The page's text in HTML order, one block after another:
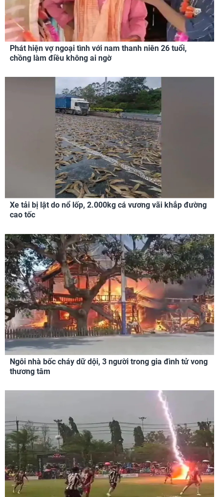
Phát hiện vợ ngoại tình với nam thanh niên 26 tuổi,
chồng làm điều không ai ngờ
Xe tải bị lật do nổ lốp, 2.000kg cá vương vãi khắp đường
cao tốc
Ngôi nhà bốc cháy dữ dội, 3 người trong gia đình tử vong
thương tâm